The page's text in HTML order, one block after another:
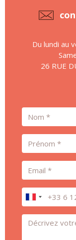
Du lundi au
26 RUE
Nom
Prénom
Email
Téléphone
Message *